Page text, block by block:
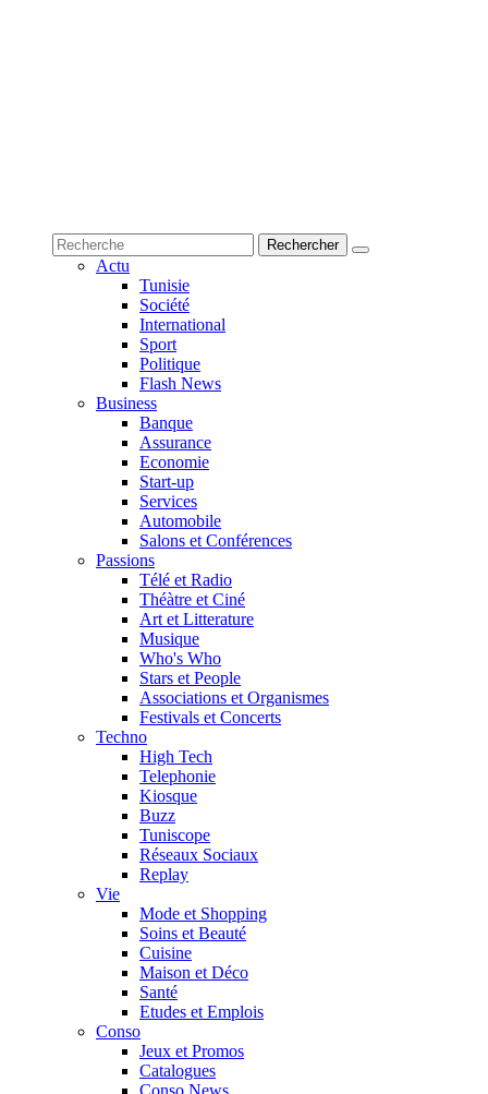
Actu
Tunisie
Société
International
Sport
Politique
Flash News
Business
Banque
Assurance
Economie
Start-up
Services
Automobile
Salons et Conférences
Passions
Télé et Radio
Théàtre et Ciné
Art et Litterature
Musique
Who's Who
Stars et People
Associations et Organismes
Festivals et Concerts
Techno
High Tech
Telephonie
Kiosque
Buzz
Tuniscope
Réseaux Sociaux
Replay
Vie
Mode et Shopping
Soins et Beauté
Cuisine
Maison et Déco
Santé
Etudes et Emplois
Conso
Jeux et Promos
Catalogues
Conso News